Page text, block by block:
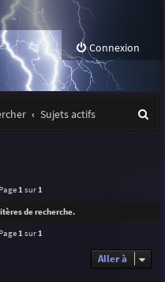
Connexion
Sujets actifs
c
1 sur 1
de recherche.
1 sur 1
Aller à